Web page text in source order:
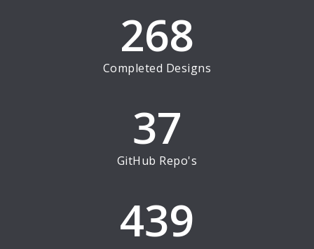
268
Completed Designs
37
GitHub Repo's
439